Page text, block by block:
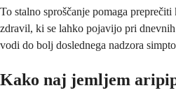
To stalno sproščanje pomaga
zdravil, ki se lahko pojavijo pri
vodi do bolj doslednega nadzora
Kako naj jemljem